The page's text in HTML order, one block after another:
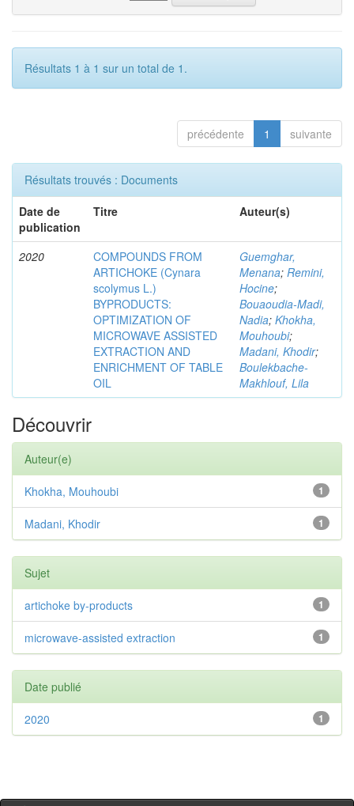
Résultats 1 à 1 sur un total de 1.
précédente 1 suivante
Résultats trouvés : Documents
Date de
publication
Titre Auteur(s)
2020
COMPOUNDS FROM
ARTICHOKE (Cynara
scolymus L.)
BYPRODUCTS:
OPTIMIZATION OF
MICROWAVE ASSISTED
EXTRACTION AND
ENRICHMENT OF TABLE
OIL
Guemghar,
Menana; Remini,
Hocine;
Bouaoudia-Madi,
Nadia; Khokha,
Mouhoubi;
Madani, Khodir;
Boulekbache-
Makhlouf, Lila
Découvrir
Auteur(e)
1
Khokha, Mouhoubi
1
Madani, Khodir
Sujet
1
artichoke by-products
1
microwave-assisted extraction
Date publié
1
2020